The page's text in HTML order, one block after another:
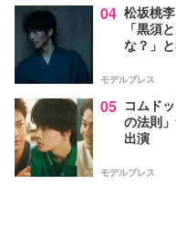
04 松坂桃
「黒須
な？」
モデルプレス
05 コムド
の法則
出演
モデルプレス